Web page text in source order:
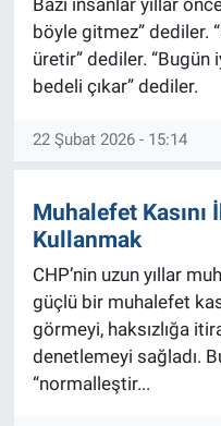
böyle gitmez” dediler.
üretir” dediler. “Bugün
bedeli çıkar” dediler.
22 Şubat 2026 - 15:14
Muhalefet
Kullanmak
CHP’nin uzun yıllar
güçlü bir muhalefet
görmeyi, haksızlığa
denetlemeyi sağladı.
“normalleştir...